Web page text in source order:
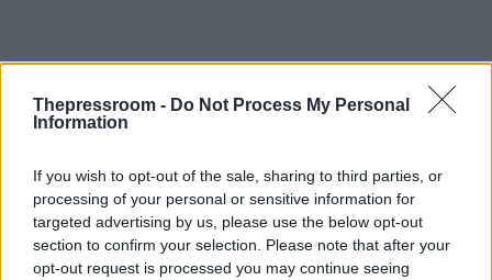
Thepressroom - Do Not Process My Personal
Information
If you wish to opt-out of the sale, sharing to third parties, or
processing of your personal or sensitive information for
targeted advertising by us, please use the below opt-out
section to confirm your selection. Please note that after your
opt-out request is processed you may continue seeing